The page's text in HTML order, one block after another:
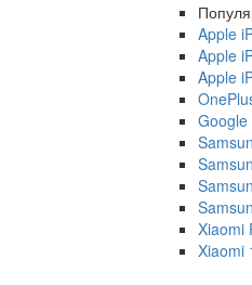
Apple
Apple
Apple
Google
Xiaomi
Xiaomi